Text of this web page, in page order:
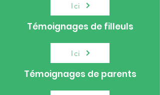
Ici
Témoignages de filleuls
Ici
Témoignages de parents